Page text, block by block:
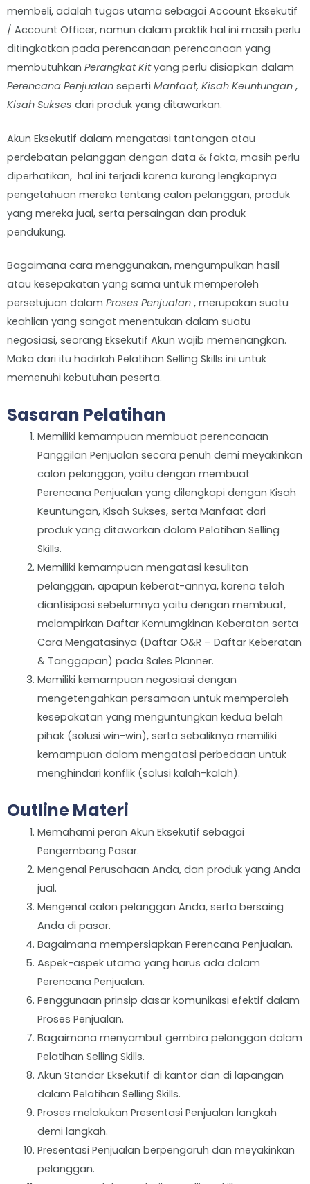
membeli, adalah tugas utama sebagai Account Eksekutif
/ Account Officer, namun dalam praktik hal ini masih perlu
ditingkatkan pada perencanaan perencanaan yang
membutuhkan Perangkat Kityang perlu disiapkan dalam
Perencana Penjualan seperti Manfaat, Kisah Keuntungan ,
Kisah Sukses dari produk yang ditawarkan.
Akun Eksekutif dalam mengatasi tantangan atau
perdebatan pelanggan dengan data & fakta, masih perlu
diperhatikan, hal ini terjadi karena kurang lengkapnya
pengetahuan mereka tentang calon pelanggan, produk
yang mereka jual, serta persaingan dan produk
pendukung.
Bagaimana cara menggunakan, mengumpulkan hasil
atau kesepakatan yang sama untuk memperoleh
persetujuan dalam Proses Penjualan , merupakan suatu
keahlian yang sangat menentukan dalam suatu
negosiasi, seorang Eksekutif Akun wajib memenangkan.
Maka dari itu hadirlah Pelatihan Selling Skills ini untuk
memenuhi kebutuhan peserta.
Sasaran Pelatihan
Memiliki kemampuan membuat perencanaan
Panggilan Penjualan secara penuh demi meyakinkan
calon pelanggan, yaitu dengan membuat
Perencana Penjualan yang dilengkapi dengan Kisah
Keuntungan, Kisah Sukses, serta Manfaat dari
produk yang ditawarkan dalam Pelatihan Selling
Skills.
Memiliki kemampuan mengatasi kesulitan
pelanggan, apapun keberat-annya, karena telah
diantisipasi sebelumnya yaitu dengan membuat,
melampirkan Daftar Kemumgkinan Keberatan serta
Cara Mengatasinya (Daftar O&R – Daftar Keberatan
& Tanggapan) pada Sales Planner.
Memiliki kemampuan negosiasi dengan
mengetengahkan persamaan untuk memperoleh
kesepakatan yang menguntungkan kedua belah
pihak (solusi win-win), serta sebaliknya memiliki
kemampuan dalam mengatasi perbedaan untuk
menghindari konflik (solusi kalah-kalah).
Outline Materi
Memahami peran Akun Eksekutif sebagai
Pengembang Pasar.
Mengenal Perusahaan Anda, dan produk yang Anda
jual.
Mengenal calon pelanggan Anda, serta bersaing
Anda di pasar.
Bagaimana mempersiapkan Perencana Penjualan.
Aspek-aspek utama yang harus ada dalam
Perencana Penjualan.
Penggunaan prinsip dasar komunikasi efektif dalam
Proses Penjualan.
Bagaimana menyambut gembira pelanggan dalam
Pelatihan Selling Skills.
Akun Standar Eksekutif di kantor dan di lapangan
dalam Pelatihan Selling Skills.
Proses melakukan Presentasi Penjualan langkah
demi langkah.
Presentasi Penjualan berpengaruh dan meyakinkan
pelanggan.